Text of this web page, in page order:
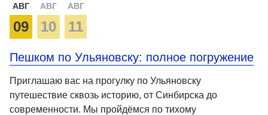
АВГ
09
АВГ
10
АВГ
11
Пешком по Ульяновску: полное погружение
Приглашаю вас на прогулку по Ульяновску
путешествие сквозь историю, от Синбирска до
современности. Мы пройдёмся по тихому